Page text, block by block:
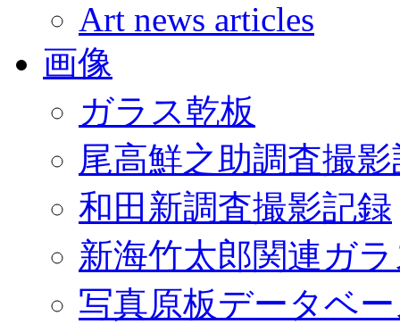
Art news articles
画像
ガラス乾板
尾高鮮之助調査撮
和田新調査撮影記録
新海竹太郎関連ガ
写真原板データベ